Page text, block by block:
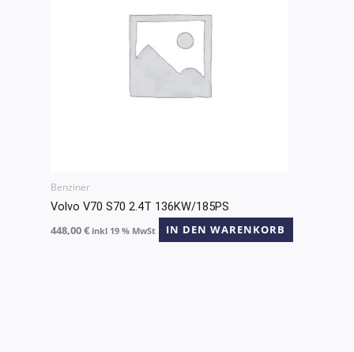
Benziner
Volvo V70 S70 2.4T 136KW/185PS
448,00€ inkl 19 % MwSt IN DEN WARENKORB